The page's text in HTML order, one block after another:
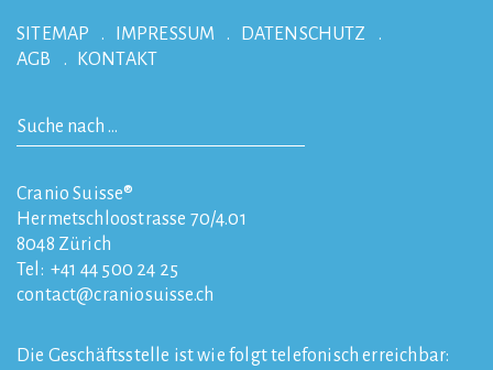
SITEMAP IMPRESSUM
DATENSCHUTZ
AGB
KONTAKT
Cranio Suisse®
Hermetschloostrasse 70/4.01
8048 Zürich
Tel: +41 44 500 24 25
contact
craniosuisse.ch
Die Geschäftsstelle ist wie folgt telefonisch erreichbar: